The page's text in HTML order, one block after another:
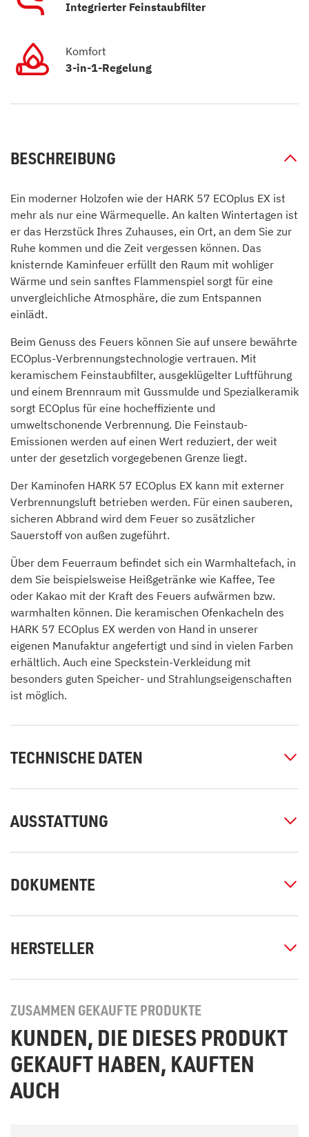
Integrierter Feinstaubfilter
Komfort
3-in-1-Regelung
BESCHREIBUNG
Ein moderner Holzofen wie der HARK 57 ECOplus EX ist
mehr als nur eine Wärmequelle. An kalten Wintertagen ist
er das Herzstück Ihres Zuhauses, ein Ort, an dem Sie zur
Ruhe kommen und die Zeit vergessen können. Das
knisternde Kaminfeuer erfüllt den Raum mit wohliger
Wärme und sein sanftes Flammenspiel sorgt für eine
unvergleichliche Atmosphäre, die zum Entspannen
einlädt.
Beim Genuss des Feuers können Sie auf unsere bewährte
ECOplus-Verbrennungstechnologie vertrauen. Mit
keramischem Feinstaubfilter, ausgeklügelter Luftführung
und einem Brennraum mit Gussmulde und Spezialkeramik
sorgt ECOplus für eine hocheffiziente und
umweltschonende Verbrennung. Die Feinstaub-
Emissionen werden auf einen Wert reduziert, der weit
unter der gesetzlich vorgegebenen Grenze liegt.
Der Kaminofen HARK 57 ECOplus EX kann mit externer
Verbrennungsluft betrieben werden. Für einen sauberen,
sicheren Abbrand wird dem Feuer so zusätzlicher
Sauerstoff von außen zugeführt.
Über dem Feuerraum befindet sich ein Warmhaltefach, in
dem Sie beispielsweise Heißgetränke wie Kaffee, Tee
oder Kakao mit der Kraft des Feuers aufwärmen bzw.
warmhalten können. Die keramischen Ofenkacheln des
HARK 57 ECOplus EX werden von Hand in unserer
eigenen Manufaktur angefertigt und sind in vielen Farben
erhältlich. Auch eine Speckstein-Verkleidung mit
besonders guten Speicher- und Strahlungseigenschaften
ist möglich.
TECHNISCHE DATEN
AUSSTATTUNG
DOKUMENTE
HERSTELLER
ZUSAMMEN GEKAUFTE PRODUKTE
KUNDEN, DIE DIESES PRODUKT
GEKAUFT HABEN, KAUFTEN
AUCH